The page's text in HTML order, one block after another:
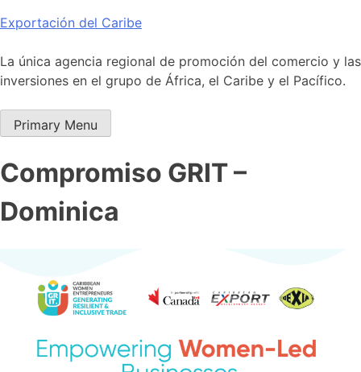
Skip
content
Exportación del Caribe
La única agencia regional de promoción del comercio y las
inversiones en el grupo de África, el Caribe y el Pacífico.
Primary Menu
Compromiso GRIT –
Dominica